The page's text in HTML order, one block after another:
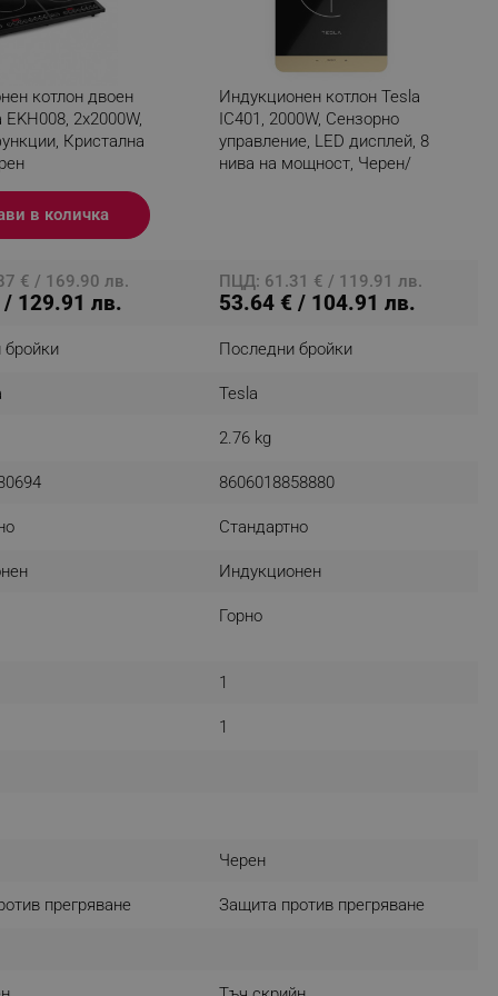
котлон двоен
EKH008, 2x2000W,
Кристална
в количка
Индукционен котлон Tesla
IC401, 2000W, Сензорно
управление, LED дисплей, 8
нива на мощност, Черен/
€ / 169.90 лв.
129.91 лв.
ПЦД: 61.31 € / 119.91 лв.
53.64 € / 104.91 лв.
Последни бройки
Tesla
2.76 kg
8606018858880
Стандартно
Индукционен
Горно
1
1
Черен
прегряване Защита против прегряване
visitors. The lifetime
visitor sessions
is asked for web push
is a test user and can
cookies and local
stored to be sent
banners clicked by the
which is cancelled
to Segmentify servers